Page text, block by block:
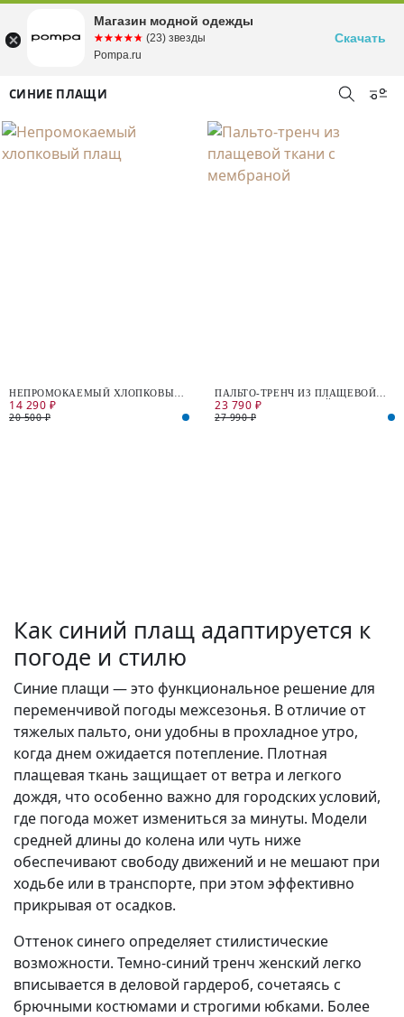
СИНИЕ ПЛАЩИ
НЕПРОМОКАЕМЫЙ ХЛОПКОВЫЙ
ПЛАЩ
14 290 ₽
20 500 ₽
ПАЛЬТО-ТРЕНЧ ИЗ ПЛАЩЕВОЙ
ТКАНИ С МЕМБРАНОЙ
23 790 ₽
27 990 ₽
Как синий плащ адаптируется к
погоде и стилю
Синие плащи — это функциональное решение для
переменчивой погоды межсезонья. В отличие от
тяжелых пальто, они удобны в прохладное утро,
когда днем ожидается потепление. Плотная
плащевая ткань защищает от ветра и легкого
дождя, что особенно важно для городских условий,
где погода может измениться за минуты. Модели
средней длины до колена или чуть ниже
обеспечивают свободу движений и не мешают при
ходьбе или в транспорте, при этом эффективно
прикрывая от осадков.
Оттенок синего определяет стилистические
возможности. Темно-синий тренч женский легко
вписывается в деловой гардероб, сочетаясь с
брючными костюмами и строгими юбками. Более
Магазин модной одежды
☆☆☆☆☆
★★★★★ (23) звезды
Pompa.ru
Скачать